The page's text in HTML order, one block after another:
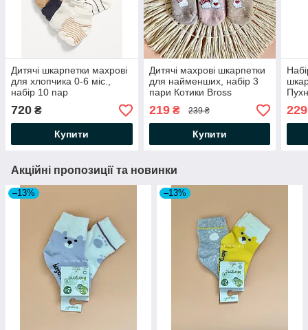
Дитячі шкарпетки махрові
для хлопчика 0-6 міс.,
набір 10 пар
720 ₴
Купити
Дитячі махрові шкарпетки
для найменших, набір 3
пари Котики Bross
219₴ 239 ₴
Купити
229
Акційні пропозиції та новинки
–13% –13%